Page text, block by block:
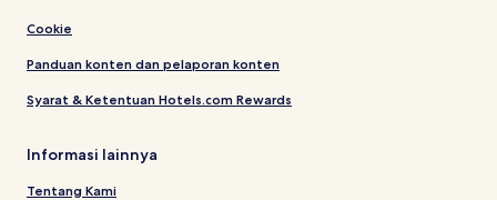
Cookie
Panduan konten dan pelaporan konten
Syarat & Ketentuan Hotels.com Rewards
Informasi lainnya
Tentang Kami